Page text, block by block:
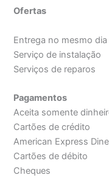
Ofertas
Entrega no mesmo dia
Serviço de instalação
Serviços de reparos
Pagamentos
Aceita somente
Cartões de crédito
American Express
Cartões de débito
Cheques